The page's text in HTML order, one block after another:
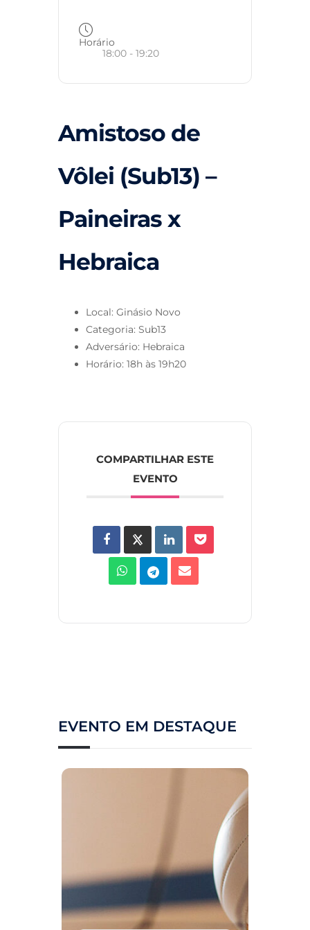
Horário
18:00 - 19:20
Amistoso de
Vôlei (Sub13) –
Paineiras x
Hebraica
Local: Ginásio Novo
Categoria: Sub13
Adversário: Hebraica
Horário: 18h às 19h20
COMPARTILHAR ESTE
EVENTO
EVENTO EM DESTAQUE